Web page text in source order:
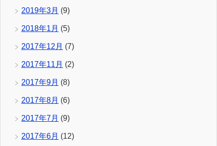
2019年3月 (9)
2018年1月 (5)
2017年12月 (7)
2017年11月 (2)
2017年9月 (8)
2017年8月 (6)
2017年7月 (9)
2017年6月 (12)